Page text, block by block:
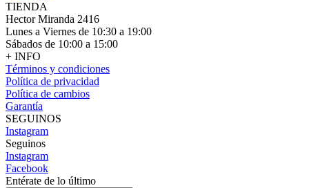
TIENDA
Hector Miranda 2416
Lunes a Viernes de 10:30 a 19:00
Sábados de 10:00 a 15:00
+ INFO
Términos y condiciones
Política de privacidad
Política de cambios
Garantía
SEGUINOS
Instagram
Seguinos
Instagram
Facebook
Entérate de lo último